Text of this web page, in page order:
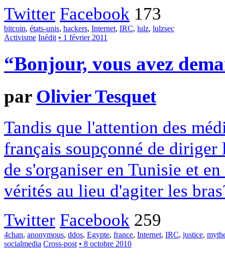
Twitter Facebook 173
bitcoin, états-unis, hackers, Internet, IRC, lulz, lulzsec
Activisme Inédit • 1 février 2011
“Bonjour, vous avez
par Olivier Tesquet
Tandis que l'attention des
français soupçonné de
de s'organiser en Tunisie et
vérités au lieu d'agiter les
Twitter Facebook 259
4chan, anonymous, ddos, Egypte, france, Internet, IRC, justice,
socialmedia Cross-post • 8 octobre 2010